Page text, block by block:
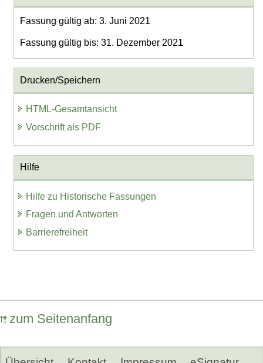
Fassung gültig ab: 3. Juni 2021
Fassung gültig bis: 31. Dezember 2021
Drucken/Speichern
HTML-Gesamtansicht
Vorschrift als PDF
Hilfe
Hilfe zu Historische Fassungen
Fragen und Antworten
Barrierefreiheit
zum Seitenanfang